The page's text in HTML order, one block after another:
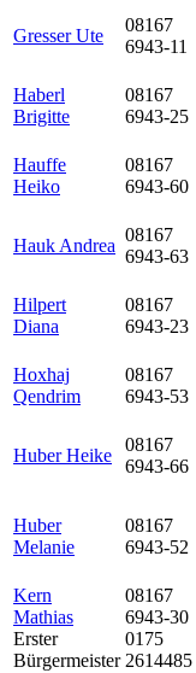
Gresser Ute
08167
6943-11
Haberl
Brigitte
08167
6943-25
Hauffe
Heiko
08167
6943-60
Hauk Andrea
08167
6943-63
Hilpert
Diana
08167
6943-23
Hoxhaj
Qendrim
08167
6943-53
Huber Heike
08167
6943-66
Huber
Melanie
08167
6943-52
Kern
Mathias
Erster
Bürgermeister
08167
6943-30
0175
2614485